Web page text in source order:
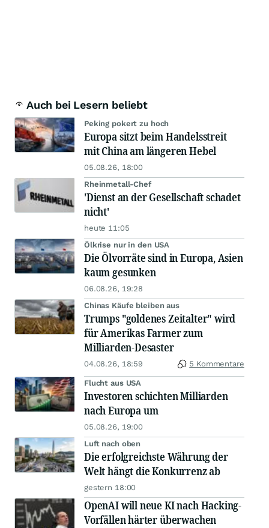
Auch bei Lesern beliebt
Peking pokert zu hoch
Europa sitzt beim Handelsstreit
mit China am längeren Hebel
05.08.26, 18:00
Rheinmetall-Chef
'Dienst an der Gesellschaft schadet
nicht'
heute 11:05
Ölkrise nur in den USA
Die Ölvorräte sind in Europa, Asien
kaum gesunken
06.08.26, 19:28
Chinas Käufe bleiben aus
Trumps "goldenes Zeitalter" wird
für Amerikas Farmer zum
Milliarden-Desaster
04.08.26, 18:59 5 Kommentare
Flucht aus USA
Investoren schichten Milliarden
nach Europa um
05.08.26, 19:00
Luft nach oben
Die erfolgreichste Währung der
Welt hängt die Konkurrenz ab
gestern 18:00
OpenAI will neue KI nach Hacking-
Vorfällen härter überwachen